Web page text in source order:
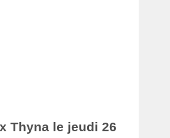
Thyna le jeudi 26